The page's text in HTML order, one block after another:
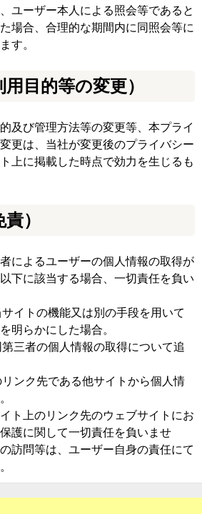
ユーザー本人による照会等であると
場合、合理的な期間内に同照会等に
す。
目的等の変更）
及び管理方法等の変更等、本プライ
更は、当社が変更後のプライバシー
上に掲載した時点で効力を生じるも
責）
によるユーザーの個人情報の取得が
下に該当する場合、一切責任を負い
イトの機能又は別の手段を用いて
明らかにした場合。
三者の個人情報の取得について追
ンク先である他サイトから個人情
ト上のリンク先のウェブサイトにお
護に関して一切責任を負いませ
訪問等は、ユーザー自身の責任にて